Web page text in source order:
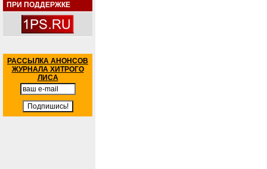
ПРИ ПОДДЕРЖКЕ
РАССЫЛКА АНОНСОВ
ЖУРНАЛА ХИТРОГО
ЛИСА